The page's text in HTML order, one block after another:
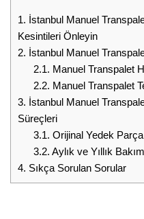
1. İstanbul Manuel
Kesintileri Önleyin
2. İstanbul Manuel
2.1. Manuel Transpalet
2.2. Manuel Transpalet
3. İstanbul Manuel
Süreçleri
3.1. Orijinal Yedek Parça
3.2. Aylık ve Yıllık
4. Sıkça Sorulan Sorular